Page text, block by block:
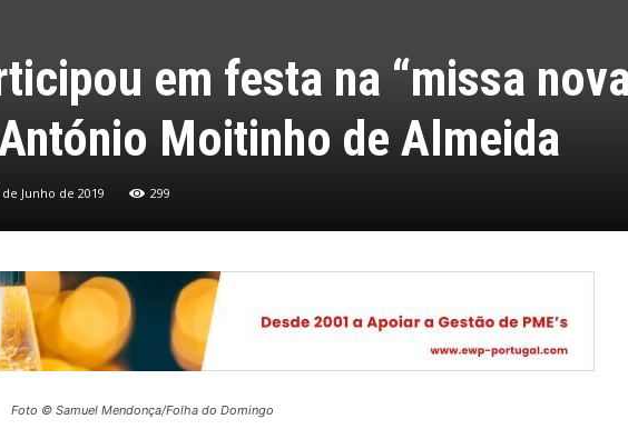
em festa na “missa
Moitinho de Almeida
de Junho de 2019 299
Foto © Samuel Mendonça/Folha do Domingo